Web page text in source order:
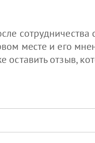
сотрудничества
месте и его
оставить отзыв,